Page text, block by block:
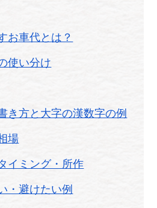
お車代とは？
使い分け
き方と大字の漢数字の例
場
イミング・所作
・避けたい例